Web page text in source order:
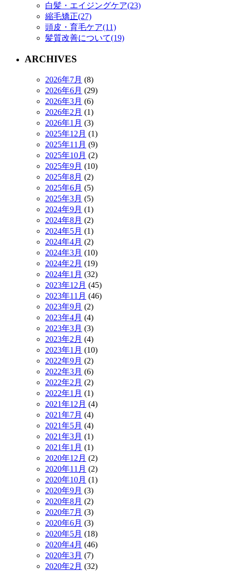
白髪・エイジングケア(23)
縮毛矯正(27)
頭皮・育毛ケア(11)
髪質改善について(19)
ARCHIVES
2026年7月 (8)
2026年6月 (29)
2026年3月 (6)
2026年2月 (1)
2026年1月 (3)
2025年12月 (1)
2025年11月 (9)
2025年10月 (2)
2025年9月 (10)
2025年8月 (2)
2025年6月 (5)
2025年3月 (5)
2024年9月 (1)
2024年8月 (2)
2024年5月 (1)
2024年4月 (2)
2024年3月 (10)
2024年2月 (19)
2024年1月 (32)
2023年12月 (45)
2023年11月 (46)
2023年9月 (2)
2023年4月 (4)
2023年3月 (3)
2023年2月 (4)
2023年1月 (10)
2022年9月 (2)
2022年3月 (6)
2022年2月 (2)
2022年1月 (1)
2021年12月 (4)
2021年7月 (4)
2021年5月 (4)
2021年3月 (1)
2021年1月 (1)
2020年12月 (2)
2020年11月 (2)
2020年10月 (1)
2020年9月 (3)
2020年8月 (2)
2020年7月 (3)
2020年6月 (3)
2020年5月 (18)
2020年4月 (46)
2020年3月 (7)
2020年2月 (32)